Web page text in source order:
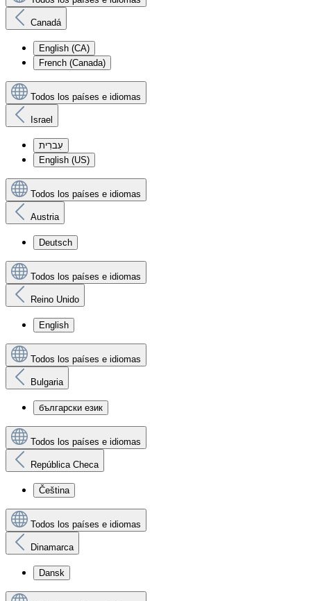
Canadá
English (CA)
French (Canada)
Todos los países e idiomas
Israel
עִברִית
English (US)
Todos los países e idiomas
Austria
Deutsch
Todos los países e idiomas
Reino Unido
English
Todos los países e idiomas
Bulgaria
български език
Todos los países e idiomas
República Checa
Čeština
Todos los países e idiomas
Dinamarca
Dansk